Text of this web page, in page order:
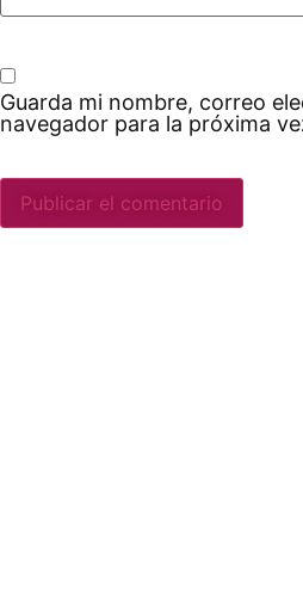
Guarda mi nombre, correo
navegador para la próxima